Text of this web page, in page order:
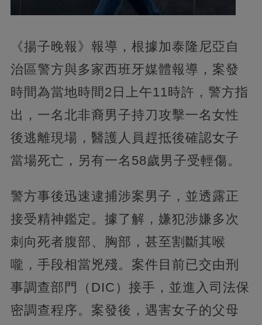
《揚子晚報》報導，根據加泰隆尼亞自
治區警方與多家西班牙媒體報導，案發
時間為當地時間2日上午11時許，警方指
出，一名北非裔男子持刀攻擊一名女性
後逃離現場，醫護人員趕抵後確認女子
當場死亡，另有一名58歲男子受輕傷。
警方事後迅速逮捕涉案男子，並透露正
接受精神鑑定。據了解，嫌犯涉嫌多次
刺向死者腹部、胸部，甚至割斷其喉
嚨，手段相當兇殘。案件目前已交由刑
事調查部門（DIC）接手，並進入司法保
密調查程序。案發後，遇害女子的父母